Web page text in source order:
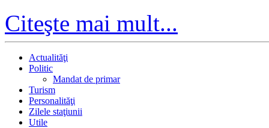
Citeşte mai mult...
Actualităţi
Politic
Mandat de primar
Turism
Personalităţi
Zilele staţiunii
Utile